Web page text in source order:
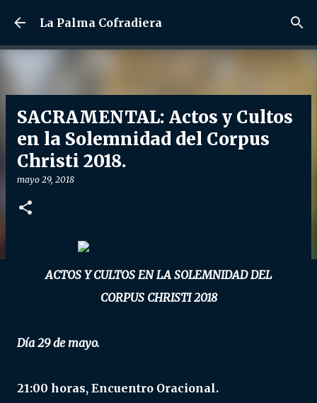
Ir al contenido principal
La Palma Cofradiera
SACRAMENTAL: Actos y Cultos
en la Solemnidad del Corpus
Christi 2018.
mayo 29, 2018
ACTOS Y CULTOS EN LA SOLEMNIDAD DEL
CORPUS CHRISTI 2018
Día 29 de mayo.
21:00 horas, Encuentro Oracional.